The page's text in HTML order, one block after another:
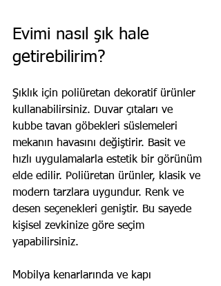
Evimi nasıl şık hale
getirebilirim?
Şıklık için poliüretan dekoratif ürünler
kullanabilirsiniz. Duvar çıtaları ve
kubbe tavan göbekleri süslemeleri
mekanın havasını değiştirir. Basit ve
hızlı uygulamalarla estetik bir görünüm
elde edilir. Poliüretan ürünler, klasik ve
modern tarzlara uygundur. Renk ve
desen seçenekleri geniştir. Bu sayede
kişisel zevkinize göre seçim
yapabilirsiniz.
Mobilya kenarlarında ve kapı